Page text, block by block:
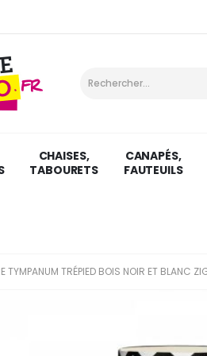
CHAISES,
TABOURETS
CANAPÉS,
FAUTEUILS
TYMPANUM TRÉPIED BOIS NOIR ET BLANC